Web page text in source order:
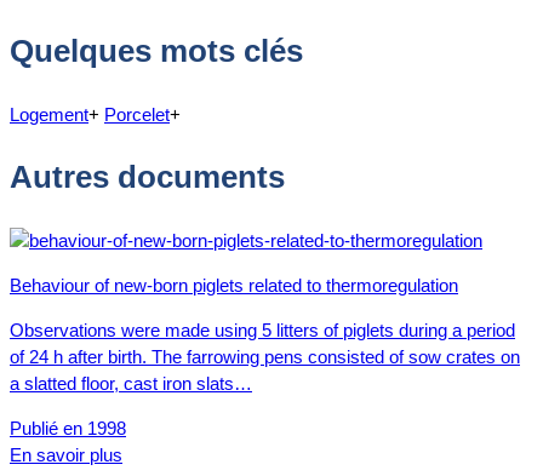
Quelques mots clés
Logement+ Porcelet+
Autres documents
Behaviour of new-born piglets related to thermoregulation
Observations were made using 5 litters of piglets during a period
of 24 h after birth. The farrowing pens consisted of sow crates on
a slatted floor, cast iron slats…
Publié en 1998
En savoir plus